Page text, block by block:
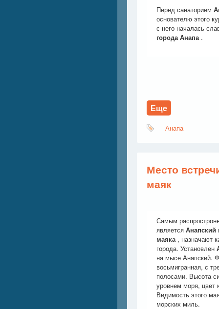
Перед санаторием
основателю этого
с него началась
города Анапа .
Еще
Анапа
Место
маяк
Самым
является
маяка , назначают
города. Установлен
на мысе Анапский.
восьмигранная, с
полосами. Высота
уровнем моря, цвет
Видимость этого
морских миль.